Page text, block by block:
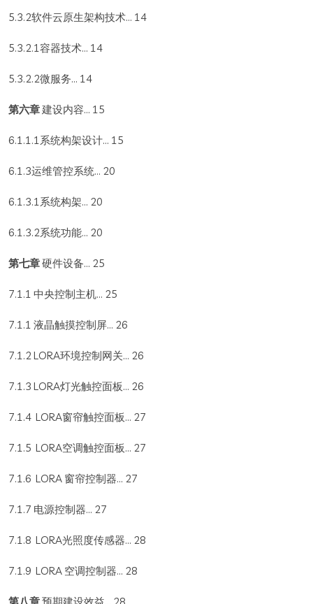
5.3.2软件云原生架构技术... 14
5.3.2.1容器技术... 14
5.3.2.2微服务... 14
第六章建设内容... 15
6.1.1.1系统构架设计... 15
6.1.3运维管控系统... 20
6.1.3.1系统构架... 20
6.1.3.2系统功能... 20
第七章硬件设备... 25
7.1.1 中央控制主机... 25
7.1.1 液晶触摸控制屏... 26
7.1.2 LORA环境控制网关... 26
7.1.3 LORA灯光触控面板... 26
7.1.4 LORA窗帘触控面板... 27
7.1.5 LORA空调触控面板... 27
7.1.6 LORA 窗帘控制器... 27
7.1.7 电源控制器... 27
7.1.8 LORA光照度传感器... 28
7.1.9 LORA 空调控制器... 28